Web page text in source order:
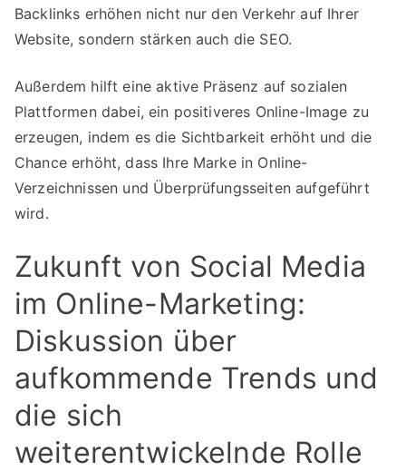
Backlinks erhöhen nicht nur den Verkehr auf Ihrer
Website, sondern stärken auch die SEO.
Außerdem hilft eine aktive Präsenz auf sozialen
Plattformen dabei, ein positiveres Online-Image zu
erzeugen, indem es die Sichtbarkeit erhöht und die
Chance erhöht, dass Ihre Marke in Online-
Verzeichnissen und Überprüfungsseiten aufgeführt
wird.
Zukunft von Social Media
im Online-Marketing:
Diskussion über
aufkommende Trends und
die sich
weiterentwickelnde Rolle